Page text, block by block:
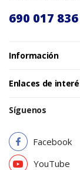
690 017 836
Información
Enlaces de
Síguenos
Facebook
YouTube